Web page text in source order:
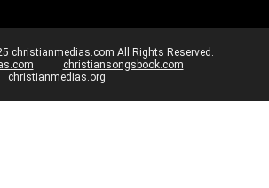
christianmedias.com All Rights Reserved.
christiansongsbook.com
christianmedias.org